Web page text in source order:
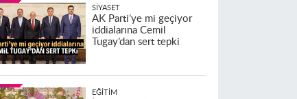
SIYASET
AK Parti’ye mi geçiyor
iddialarına Cemil
Tugay’dan sert tepki
EĞITIM